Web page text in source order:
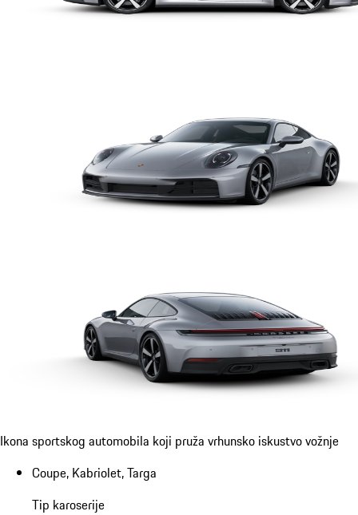
Ikona sportskog automobila koji pruža vrhunsko iskustvo vožnje
Coupe, Kabriolet, Targa
Tip karoserije